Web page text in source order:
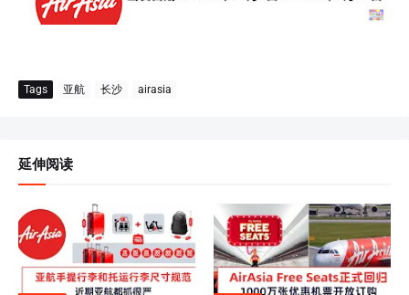
Tags 亚航 长沙 airasia
延伸阅读